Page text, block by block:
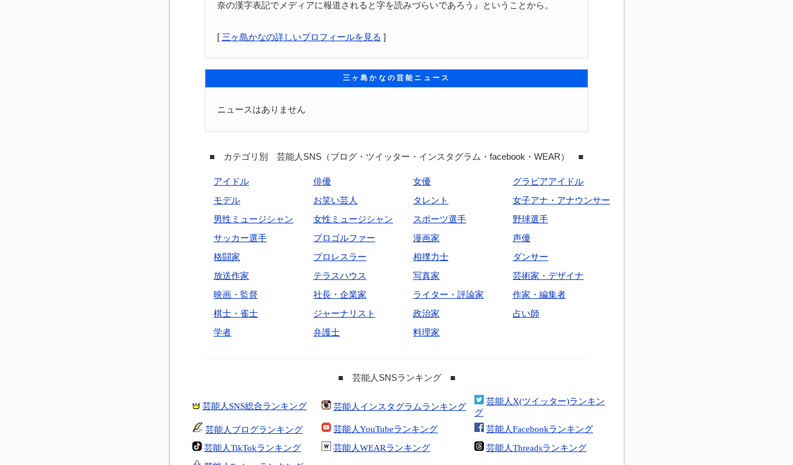
奈の漢字表記でメディアに報道されると字を読みづらいであろう』ということから。
[ 三ヶ島かなの詳しいプロフィールを見る ]
三ヶ島かなの芸能ニュース
ニュースはありません
■ カテゴリ別 芸能人SNS（ブログ・ツイッター・インスタグラム・facebook・WEAR） ■
アイドル 俳優 女優
グラビアアイドル
モデル
お笑い芸人 タレント
女子アナ・アナウンサー
男性ミュージシャン
女性ミュージシャン スポーツ選手
野球選手
サッカー選手
プロゴルファー 漫画家
声優
格闘家
プロレスラー 相撲力士
ダンサー
放送作家
テラスハウス 写真家
芸術家・デザイナ
映画・監督
社長・企業家 ライター・評論家
作家・編集者
棋士・雀士
ジャーナリスト 政治家
占い師
学者
弁護士 料理家
■ 芸能人SNSランキング ■
芸能人SNS総合ランキング 芸能人インスタグラムランキング
芸能人X(ツイッター)ランキン
グ
芸能人ブログランキング
芸能人YouTubeランキング
芸能人Facebookランキング
芸能人TikTokランキング
芸能人WEARランキング
芸能人Threadsランキング